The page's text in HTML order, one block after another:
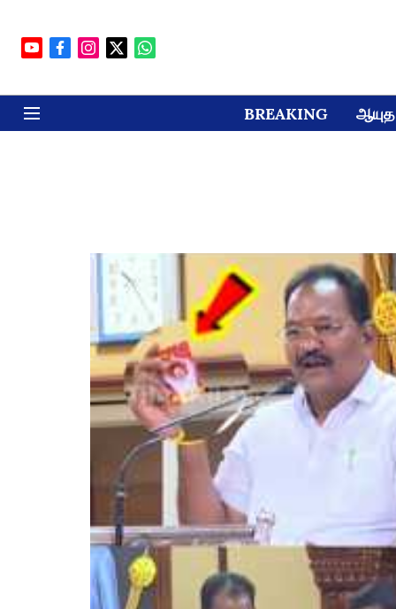
BREAKING ஆயுத